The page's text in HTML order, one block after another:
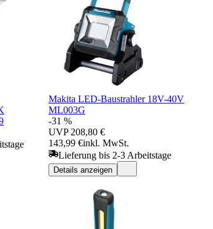
Makita LED-Baustrahler 18V-40V
ML003G
-31 %
UVP 208,80 €
143,99 €inkl. MwSt.
Lieferung bis 2-3 Arbeitstage
Details anzeigen